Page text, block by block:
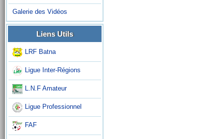
Galerie des Vidéos
Liens Utils
LRF Batna
Ligue Inter-Régions
L.N.F Amateur
Ligue Professionnel
FAF